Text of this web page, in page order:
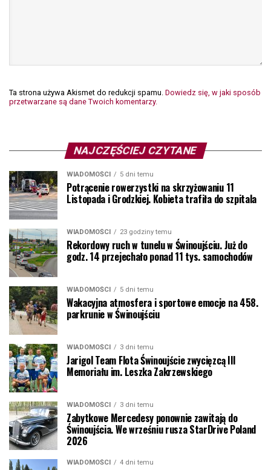
Ta strona używa Akismet do redukcji spamu. Dowiedz się, w jaki sposób
przetwarzane są dane Twoich komentarzy.
NAJCZĘŚCIEJ CZYTANE
WIADOMOŚCI 5 dni temu
Potrącenie rowerzystki na skrzyżowaniu 11
Listopada i Grodzkiej. Kobieta trafiła do szpitala
WIADOMOŚCI 23 godziny temu
Rekordowy ruch w tunelu w Świnoujściu. Już do
godz. 14 przejechało ponad 11 tys. samochodów
WIADOMOŚCI 5 dni temu
Wakacyjna atmosfera i sportowe emocje na 458.
parkrunie w Świnoujściu
WIADOMOŚCI 3 dni temu
Jarigol Team Flota Świnoujście zwycięzcą III
Memoriału im. Leszka Zakrzewskiego
WIADOMOŚCI 3 dni temu
Zabytkowe Mercedesy ponownie zawitają do
Świnoujścia. We wrześniu rusza StarDrive Poland
2026
WIADOMOŚCI 4 dni temu